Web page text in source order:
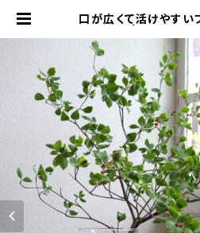
口が広くて活けやすい